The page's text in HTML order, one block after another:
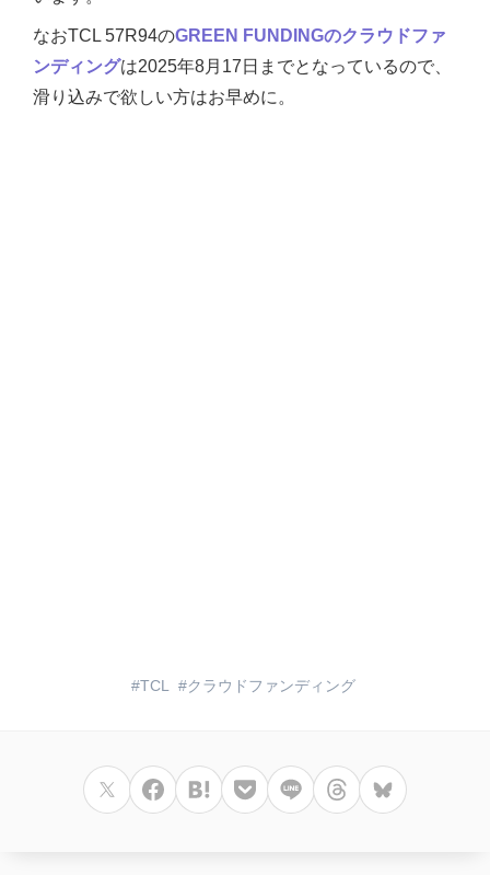
なおTCL 57R94のGREEN FUNDINGのクラウドファ
ンディングは2025年8月17日までとなっているので、
滑り込みで欲しい方はお早めに。
TCL クラウドファンディング